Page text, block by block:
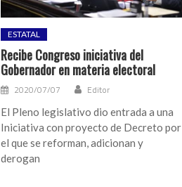
ESTATAL
Recibe Congreso iniciativa del
Gobernador en materia electoral
2020/07/07 Editor
El Pleno legislativo dio entrada a una
Iniciativa con proyecto de Decreto por
el que se reforman, adicionan y
derogan